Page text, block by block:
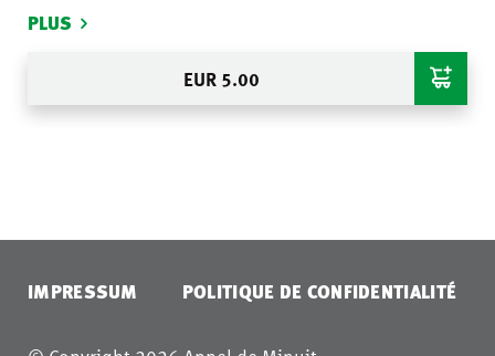
EUR 5.00
PLUS
IMPRESSUM POLITIQUE DE CONFIDENTIALITÉ